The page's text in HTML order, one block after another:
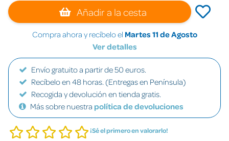
Añadir a la cesta
Compra ahora y recíbelo el Martes 11 de Agosto
Ver detalles
Envío gratuito a partir de 50 euros.
Recíbelo en 48 horas. (Entregas en Península)
Recogida y devolución en tienda gratis.
Más sobre nuestra política de devoluciones
¡Sé el primero en valorarlo!